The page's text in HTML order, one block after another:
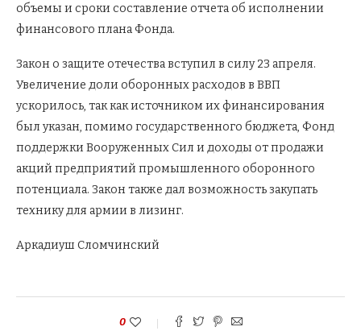
объемы и сроки составление отчета об исполнении
финансового плана Фонда.
Закон о защите отечества вступил в силу 23 апреля.
Увеличение доли оборонных расходов в ВВП
ускорилось, так как источником их финансирования
был указан, помимо государственного бюджета, Фонд
поддержки Вооруженных Сил и доходы от продажи
акций предприятий промышленного оборонного
потенциала. Закон также дал возможность закупать
технику для армии в лизинг.
Аркадиуш Сломчинский
0